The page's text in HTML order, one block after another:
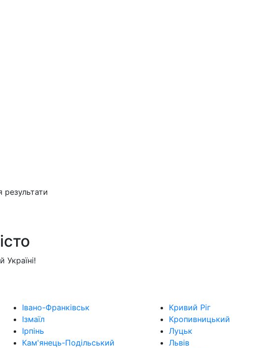
результати
Україні!
Івано-Франківськ
Ізмаїл
Ірпінь
Кам'янець-Подільський
Кривий Ріг
Кропивницький
Луцьк
Львів